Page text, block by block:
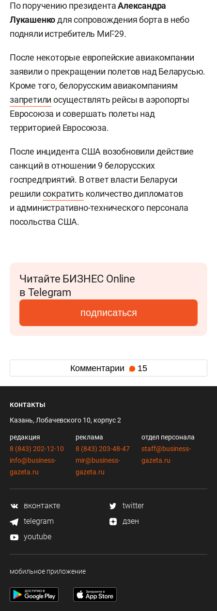
По поручению президентаАлександра
Лукашенкодля сопровождения борта в небо
подняли истребитель МиГ-29.
После некоторые европейские авиакомпании
заявили о прекращении полетов над Беларусью.
Кроме того, белорусским авиакомпаниям
запретили осуществлять рейсы в аэропорты
Евросоюза и совершать полеты над
территорией Евросоюза.
После инцидента США возобновили действие
санкций в отношении 9 белорусских
госпредприятий. В ответ власти Беларуси
решили сократить количество дипломатов
и административно-технического персонала
посольства США.
Читайте БИЗНЕС Online
в Telegram
подписаться
Комментарии 15
контакты
Казань, Лобачевского 10, корпус 2
редакция
8 (843) 202-12-10
info@business-
gazeta.ru
реклама
8 (843) 203-48-47
mir@business-
gazeta.ru
отдел персонала
staff@business-
gazeta.ru
вконтакте
twitter
telegram
дзен
youtube
мобильное приложение